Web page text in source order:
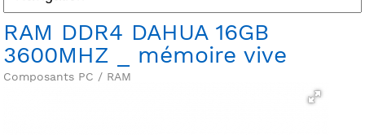
RAM DDR4 DAHUA 16GB
3600MHZ _ mémoire vive
Composants PC / RAM